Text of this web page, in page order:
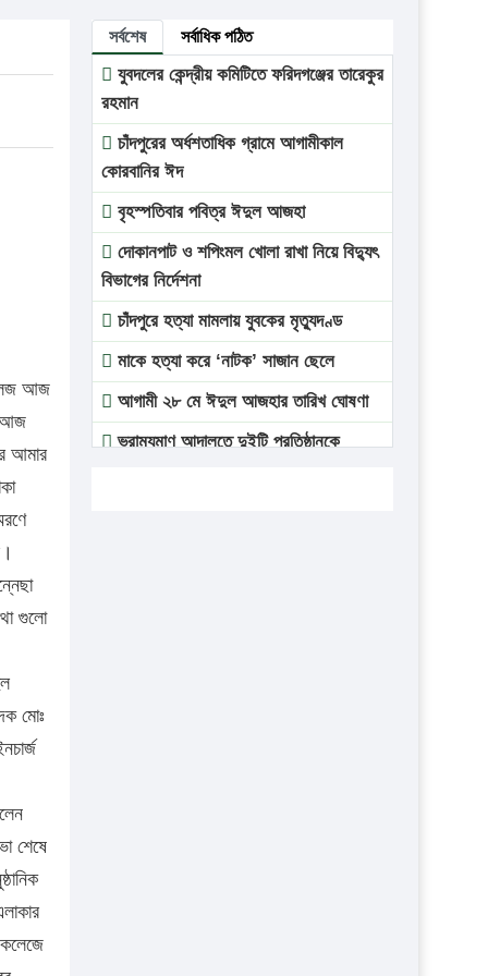
আজ
আজ
আমার
গুলো
মোঃ
শেষে
সর্বশেষ সর্বাধিক পঠিত
যুবদলের কেন্দ্রীয় কমিটিতে ফরিদগঞ্জের তারেকুর
রহমান
চাঁদপুরের অর্ধশতাধিক গ্রামে আগামীকাল
কোরবানির ঈদ
বৃহস্পতিবার পবিত্র ঈদুল আজহা
দোকানপাট ও শপিংমল খোলা রাখা নিয়ে বিদ্যুৎ
বিভাগের নির্দেশনা
চাঁদপুরে হত্যা মামলায় যুবকের মৃত্যুদণ্ড
মাকে হত্যা করে ‘নাটক’ সাজান ছেলে
আগামী ২৮ মে ঈদুল আজহার তারিখ ঘোষণা
ভ্রাম্যমাণ আদালতে দুইটি প্রতিষ্ঠানকে